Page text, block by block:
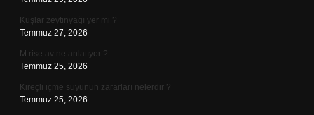
Kuşlar zeytinyağı yer mi ?
Temmuz 27, 2026
M rise av ne anlatıyor ?
Temmuz 25, 2026
Kireçli içme suyunun zararları nelerdir ?
Temmuz 25, 2026